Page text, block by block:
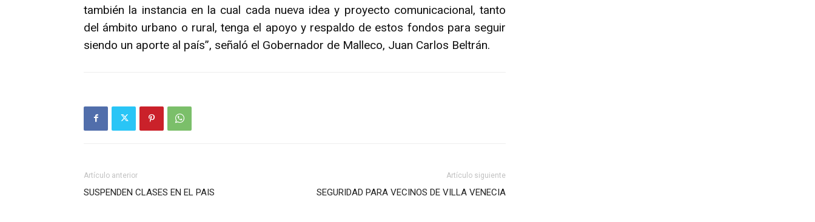
también la instancia en la cual cada nueva idea y proyecto comunicacional, tanto
del ámbito urbano o rural, tenga el apoyo y respaldo de estos fondos para seguir
siendo un aporte al país”, señaló el Gobernador de Malleco, Juan Carlos Beltrán.
Artículo anterior
SUSPENDEN CLASES EN EL PAIS
Artículo siguiente
SEGURIDAD PARA VECINOS DE VILLA VENECIA